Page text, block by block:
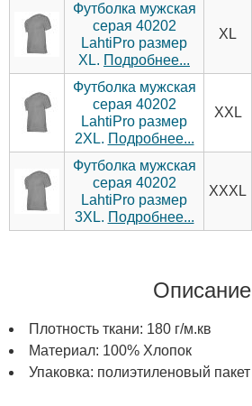
Футболка мужская
серая 40202
LahtiPro размер
XL. Подробнее...
XL
Футболка мужская
серая 40202
LahtiPro размер
2XL. Подробнее...
XXL
Футболка мужская
серая 40202
LahtiPro размер
3XL. Подробнее...
XXXL
Описание
Плотность ткани: 180 г/м.кв
Материал: 100% Хлопок
Упаковка: полиэтиленовый пакет